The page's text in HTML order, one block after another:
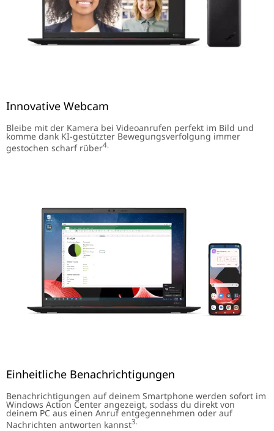
Innovative Webcam
Bleibe mit der Kamera bei Videoanrufen perfekt im Bild und
komme dank KI-gestützter Bewegungsverfolgung immer
gestochen scharf rüber4.
Einheitliche Benachrichtigungen
Benachrichtigungen auf deinem Smartphone werden sofort im
Windows Action Center angezeigt, sodass du direkt von
deinem PC aus einen Anruf entgegennehmen oder auf
Nachrichten antworten kannst3.